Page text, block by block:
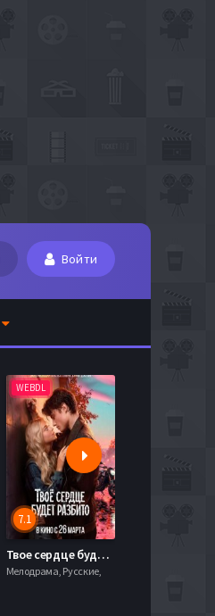
Войти
WEBDL
7.1
Твое сердце будет разбито (2026)
Мелодрама, Русские,